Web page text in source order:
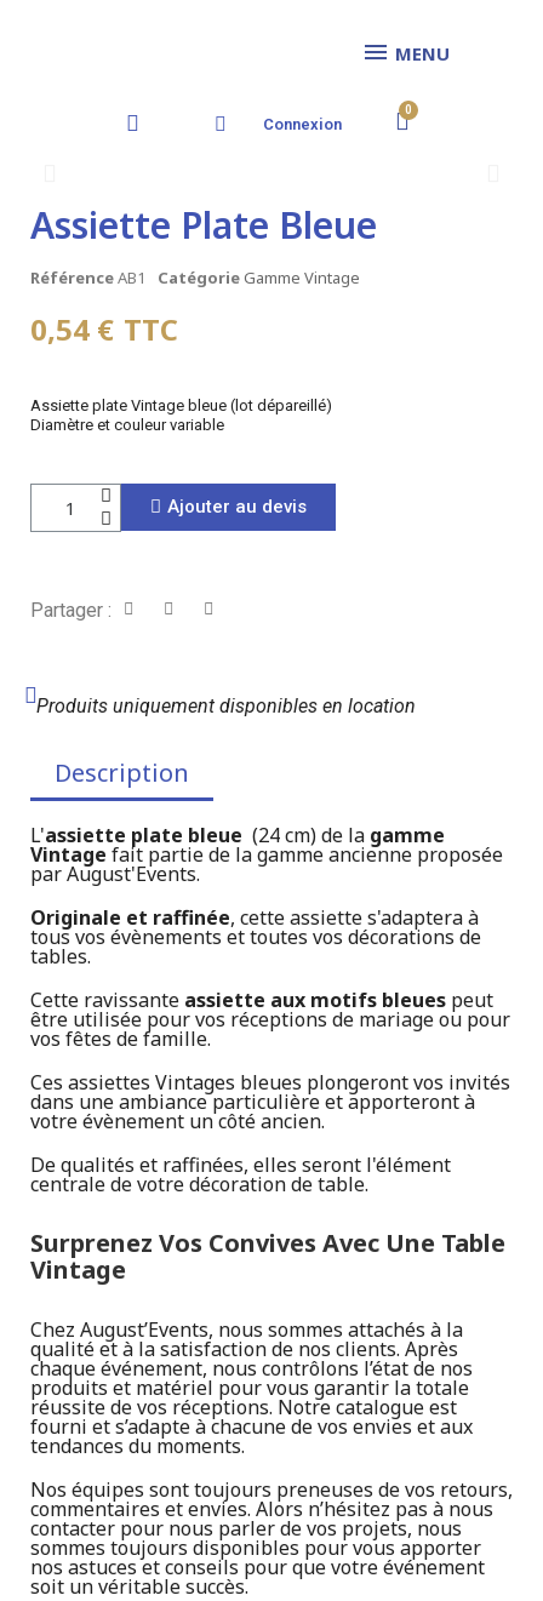
MENU
Connexion
Assiette Plate Bleue
RéférenceAB1 CatégorieGamme Vintage
0,54 € TTC
Assiette plate Vintage bleue (lot dépareillé)
Diamètre et couleur variable
Ajouter au devis
Partager :
Produits uniquement disponibles en location
Description
L'assiette plate bleue (24 cm) de la gamme
Vintage fait partie de la gamme ancienne proposée
par August'Events.
Originale et raffinée, cette assiette s'adaptera à
tous vos évènements et toutes vos décorations de
tables.
Cette ravissante assiette aux motifs bleues peut
être utilisée pour vos réceptions de mariage ou pour
vos fêtes de famille.
Ces assiettes Vintages bleues plongeront vos invités
dans une ambiance particulière et apporteront à
votre évènement un côté ancien.
De qualités et raffinées, elles seront l'élément
centrale de votre décoration de table.
Surprenez Vos Convives Avec Une Table
Vintage
Chez August’Events, nous sommes attachés à la
qualité et à la satisfaction de nos clients. Après
chaque événement, nous contrôlons l’état de nos
produits et matériel pour vous garantir la totale
réussite de vos réceptions. Notre catalogue est
fourni et s’adapte à chacune de vos envies et aux
tendances du moments.
Nos équipes sont toujours preneuses de vos retours,
commentaires et envies. Alors n’hésitez pas à nous
contacter pour nous parler de vos projets, nous
sommes toujours disponibles pour vous apporter
nos astuces et conseils pour que votre événement
soit un véritable succès.